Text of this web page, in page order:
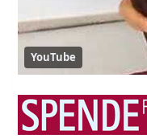
YouTube